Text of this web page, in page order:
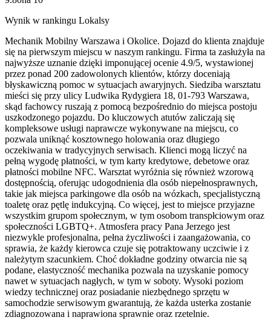
Wynik w rankingu Lokalsy
Mechanik Mobilny Warszawa i Okolice. Dojazd do klienta znajduje
się na pierwszym miejscu w naszym rankingu. Firma ta zasłużyła na
najwyższe uznanie dzięki imponującej ocenie 4.9/5, wystawionej
przez ponad 200 zadowolonych klientów, którzy doceniają
błyskawiczną pomoc w sytuacjach awaryjnych. Siedziba warsztatu
mieści się przy ulicy Ludwika Rydygiera 18, 01-793 Warszawa,
skąd fachowcy ruszają z pomocą bezpośrednio do miejsca postoju
uszkodzonego pojazdu. Do kluczowych atutów zaliczają się
kompleksowe usługi naprawcze wykonywane na miejscu, co
pozwala uniknąć kosztownego holowania oraz długiego
oczekiwania w tradycyjnych serwisach. Klienci mogą liczyć na
pełną wygodę płatności, w tym karty kredytowe, debetowe oraz
płatności mobilne NFC. Warsztat wyróżnia się również wzorową
dostępnością, oferując udogodnienia dla osób niepełnosprawnych,
takie jak miejsca parkingowe dla osób na wózkach, specjalistyczną
toaletę oraz pętlę indukcyjną. Co więcej, jest to miejsce przyjazne
wszystkim grupom społecznym, w tym osobom transpłciowym oraz
społeczności LGBTQ+. Atmosfera pracy Pana Jerzego jest
niezwykle profesjonalna, pełna życzliwości i zaangażowania, co
sprawia, że każdy kierowca czuje się potraktowany uczciwie i z
należytym szacunkiem. Choć dokładne godziny otwarcia nie są
podane, elastyczność mechanika pozwala na uzyskanie pomocy
nawet w sytuacjach nagłych, w tym w soboty. Wysoki poziom
wiedzy technicznej oraz posiadanie niezbędnego sprzętu w
samochodzie serwisowym gwarantują, że każda usterka zostanie
zdiagnozowana i naprawiona sprawnie oraz rzetelnie.